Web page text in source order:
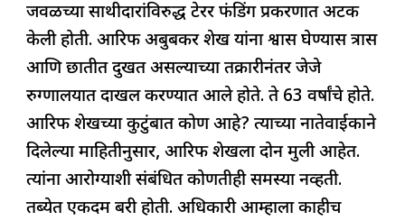
जवळच्या साथीदारांविरुद्ध टेरर फंडिंग प्रकरणात अटक
केली होती. आरिफ अबुबकर शेख यांना श्वास घेण्यास त्रास
आणि छातीत दुखत असल्याच्या तक्रारीनंतर जेजे
रुग्णालयात दाखल करण्यात आले होते. ते 63 वर्षांचे होते.
आरिफ शेखच्या कुटुंबात कोण आहे? त्याच्या नातेवाईकाने
दिलेल्या माहितीनुसार, आरिफ शेखला दोन मुली आहेत.
त्यांना आरोग्याशी संबंधित कोणतीही समस्या नव्हती.
तब्येत एकदम बरी होती. अधिकारी आम्हाला काहीच